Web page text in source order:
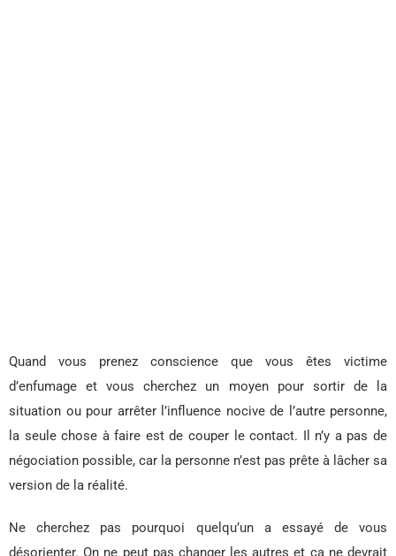
Quand vous prenez conscience que vous êtes victime
d’enfumage et vous cherchez un moyen pour sortir de la
situation ou pour arrêter l’influence nocive de l’autre personne,
la seule chose à faire est de couper le contact. Il n’y a pas de
négociation possible, car la personne n’est pas prête à lâcher sa
version de la réalité.
Ne cherchez pas pourquoi quelqu’un a essayé de vous
désorienter. On ne peut pas changer les autres et ça ne devrait